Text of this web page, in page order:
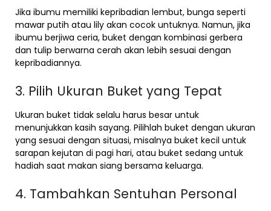
Jika ibumu memiliki kepribadian lembut, bunga seperti
mawar putih atau lily akan cocok untuknya. Namun, jika
ibumu berjiwa ceria, buket dengan kombinasi gerbera
dan tulip berwarna cerah akan lebih sesuai dengan
kepribadiannya.
3. Pilih Ukuran Buket yang Tepat
Ukuran buket tidak selalu harus besar untuk
menunjukkan kasih sayang. Pilihlah buket dengan ukuran
yang sesuai dengan situasi, misalnya buket kecil untuk
sarapan kejutan di pagi hari, atau buket sedang untuk
hadiah saat makan siang bersama keluarga.
4. Tambahkan Sentuhan Personal